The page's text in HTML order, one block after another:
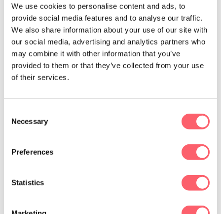
We use cookies to personalise content and ads, to
provide social media features and to analyse our traffic.
We also share information about your use of our site with
our social media, advertising and analytics partners who
may combine it with other information that you’ve
provided to them or that they’ve collected from your use
of their services.
Selection
Necessary
Preferences
Statistics